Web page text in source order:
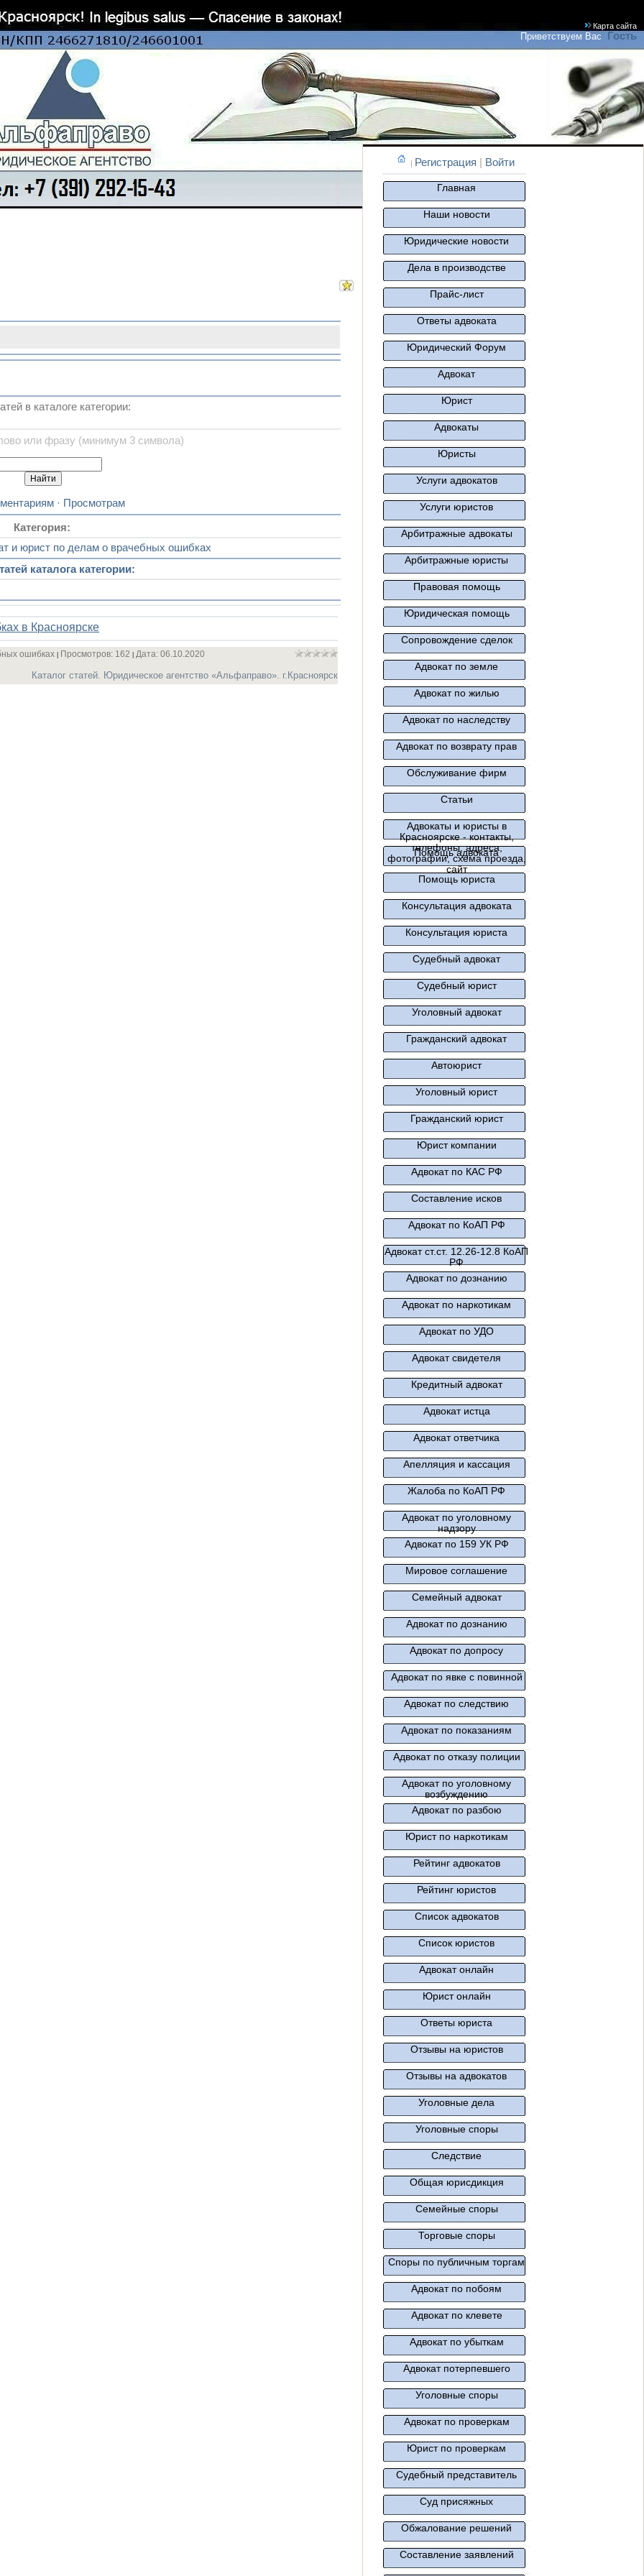
Карта сайта
Приветствуем Вас Гость
в каталоге категории:
или фразу (минимум 3 символа)
· Просмотрам
Категория:
и юрист по делам о врачебных ошибках
каталога категории:
в Красноярске
ошибках Просмотров: 162 |Дата: 06.10.2020
Каталог статей. Юридическое агентство «Альфаправо». г.Красноярск
| Регистрация Войти
Главная
Наши новости
Юридические новости
Дела в производстве
Прайс-лист
Ответы адвоката
Юридический Форум
Адвокат
Юрист
Адвокаты
Юристы
Услуги адвокатов
Услуги юристов
Арбитражные адвокаты
Арбитражные юристы
Правовая помощь
Юридическая помощь
Сопровождение сделок
Адвокат по земле
Адвокат по жилью
Адвокат по наследству
Адвокат по возврату прав
Обслуживание фирм
Статьи
Адвокаты и юристы в
Красноярске - контакты,
телефоны, адреса,
фотографии, схема проезда,
сайт
Помощь адвоката
Помощь юриста
Консультация адвоката
Консультация юриста
Судебный адвокат
Судебный юрист
Уголовный адвокат
Гражданский адвокат
Автоюрист
Уголовный юрист
Гражданский юрист
Юрист компании
Адвокат по КАС РФ
Составление исков
Адвокат по КоАП РФ
Адвокат ст.ст. 12.26-12.8 КоАП
РФ
Адвокат по дознанию
Адвокат по наркотикам
Адвокат по УДО
Адвокат свидетеля
Кредитный адвокат
Адвокат истца
Адвокат ответчика
Апелляция и кассация
Жалоба по КоАП РФ
Адвокат по уголовному
надзору
Адвокат по 159 УК РФ
Мировое соглашение
Семейный адвокат
Адвокат по дознанию
Адвокат по допросу
Адвокат по явке с повинной
Адвокат по следствию
Адвокат по показаниям
Адвокат по отказу полиции
Адвокат по уголовному
возбуждению
Адвокат по разбою
Юрист по наркотикам
Рейтинг адвокатов
Рейтинг юристов
Список адвокатов
Список юристов
Адвокат онлайн
Юрист онлайн
Ответы юриста
Отзывы на юристов
Отзывы на адвокатов
Уголовные дела
Уголовные споры
Следствие
Общая юрисдикция
Семейные споры
Торговые споры
Споры по публичным торгам
Адвокат по побоям
Адвокат по клевете
Адвокат по убыткам
Адвокат потерпевшего
Уголовные споры
Адвокат по проверкам
Юрист по проверкам
Судебный представитель
Суд присяжных
Обжалование решений
Составление заявлений